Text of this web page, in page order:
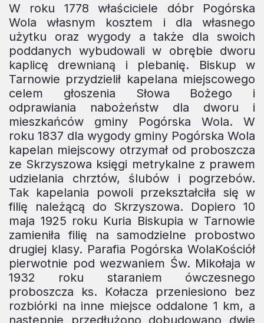
W roku 1778 właściciele dóbr Pogórska
Wola własnym kosztem i dla własnego
użytku oraz wygody a także dla swoich
poddanych wybudowali w obrębie dworu
kaplicę drewnianą i plebanię. Biskup w
Tarnowie przydzielił kapelana miejscowego
celem głoszenia Słowa Bożego i
odprawiania nabożeństw dla dworu i
mieszkańców gminy Pogórska Wola. W
roku 1837 dla wygody gminy Pogórska Wola
kapelan miejscowy otrzymał od proboszcza
ze Skrzyszowa księgi metrykalne z prawem
udzielania chrztów, ślubów i pogrzebów.
Tak kapelania powoli przekształciła się w
filię należącą do Skrzyszowa. Dopiero 10
maja 1925 roku Kuria Biskupia w Tarnowie
zamieniła filię na samodzielne probostwo
drugiej klasy. Parafia Pogórska WolaKościół
pierwotnie pod wezwaniem Św. Mikołaja w
1932 roku staraniem ówczesnego
proboszcza ks. Kołacza przeniesiono bez
rozbiórki na inne miejsce oddalone 1 km, a
następnie przedłużono dobudowano dwie